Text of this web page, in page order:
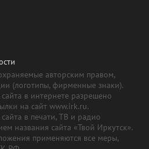
авторским правом,
(логотипы, фирменные знаки).
в интернете разрешено
на сайт www.irk.ru.
в печати, ТВ и радио
названия сайта «Твой Иркутск».
применяются все меры,